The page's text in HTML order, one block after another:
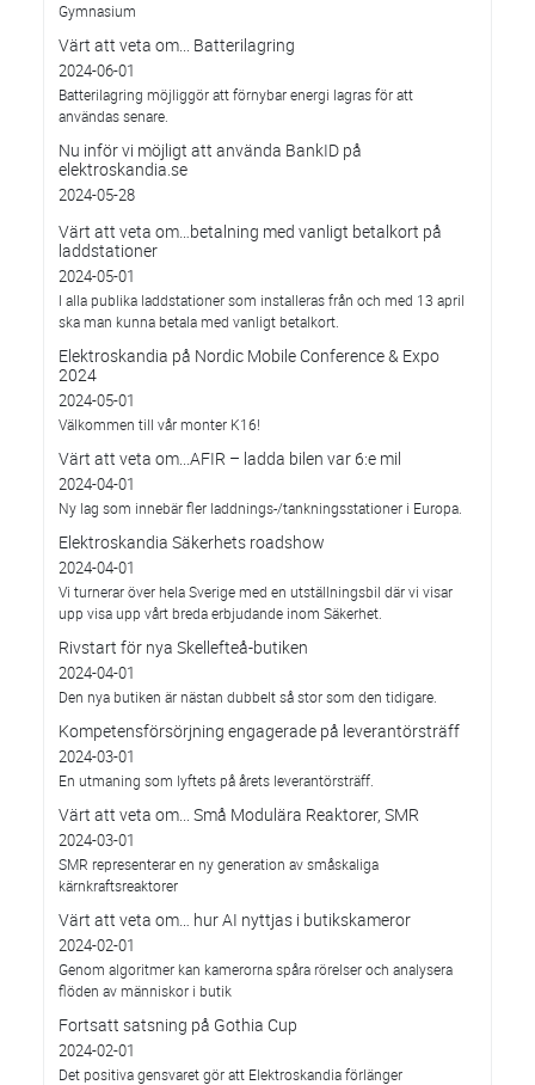
Gymnasium
Värt att veta om... Batterilagring
2024-06-01
Batterilagring möjliggör att förnybar energi lagras för att
användas senare.
Nu inför vi möjligt att använda BankID på
elektroskandia.se
2024-05-28
Värt att veta om…betalning med vanligt betalkort på
laddstationer
2024-05-01
I alla publika laddstationer som installeras från och med 13 april
ska man kunna betala med vanligt betalkort.
Elektroskandia på Nordic Mobile Conference & Expo
2024
2024-05-01
Välkommen till vår monter K16!
Värt att veta om...AFIR – ladda bilen var 6:e mil
2024-04-01
Ny lag som innebär fler laddnings-/tankningsstationer i Europa.
Elektroskandia Säkerhets roadshow
2024-04-01
Vi turnerar över hela Sverige med en utställningsbil där vi visar
upp visa upp vårt breda erbjudande inom Säkerhet.
Rivstart för nya Skellefteå-butiken
2024-04-01
Den nya butiken är nästan dubbelt så stor som den tidigare.
Kompetensförsörjning engagerade på leverantörsträff
2024-03-01
En utmaning som lyftets på årets leverantörsträff.
Värt att veta om... Små Modulära Reaktorer, SMR
2024-03-01
SMR representerar en ny generation av småskaliga
kärnkraftsreaktorer
Värt att veta om… hur AI nyttjas i butikskameror
2024-02-01
Genom algoritmer kan kamerorna spåra rörelser och analysera
flöden av människor i butik
Fortsatt satsning på Gothia Cup
2024-02-01
Det positiva gensvaret gör att Elektroskandia förlänger